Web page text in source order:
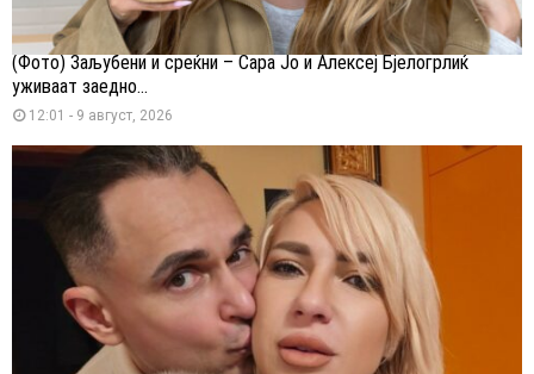
(Фото) Заљубени и среќни – Сара Јо и Алексеј Бјелогрлиќ
уживаат заедно...
12:01 - 9 август, 2026